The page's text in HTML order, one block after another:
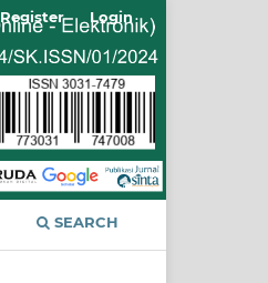
SEARCH
Register Login